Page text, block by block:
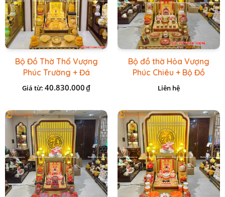
Bộ Đồ Thờ Thổ Vượng
Phúc Trường + Đá
Onix Vàng
Giá từ: 40.830.000₫
Bộ đồ thờ Hỏa Vượng
Phúc Chiêu + Bộ Đồ
Thờ Đá Đỏ Bọc Đồng
Cao cấp
Liên hệ